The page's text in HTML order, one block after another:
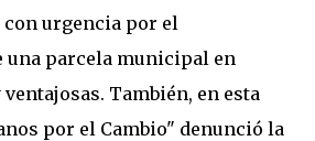
con urgencia por el
una parcela municipal en
También, en esta
por el Cambio" denunció la